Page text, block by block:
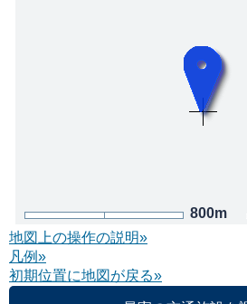
800m
地図上の操作の説明»
凡例»
初期位置に地図が戻る»